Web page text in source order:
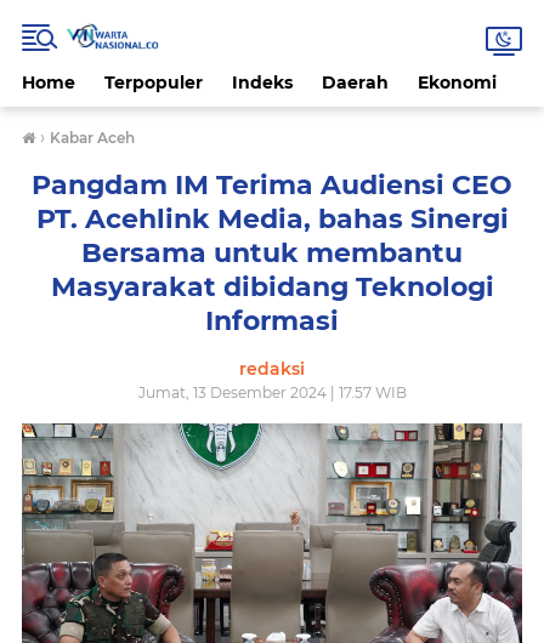
Home Terpopuler Indeks Daerah Ekonomi
› Kabar Aceh
Pangdam IM Terima Audiensi CEO
PT. Acehlink Media, bahas Sinergi
Bersama untuk membantu
Masyarakat dibidang Teknologi
Informasi
redaksi
Jumat, 13 Desember 2024 | 17.57 WIB